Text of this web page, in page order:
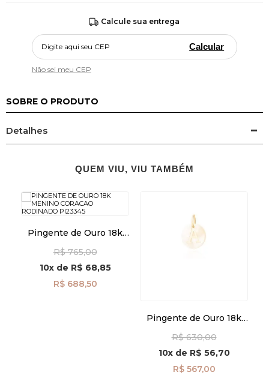
Calcule sua entrega
Calcular
Não sei meu CEP
SOBRE O PRODUTO
Detalhes
QUEM VIU, VIU TAMBÉM
Pingente de Ouro 18k
Rodinado pi23345
R$ 765,00
10xde R$ 68,85
R$ 688,50
Pingente de Ouro 18k
Pendurada pi24475
R$ 630,00
10xde R$ 56,70
R$ 567,00